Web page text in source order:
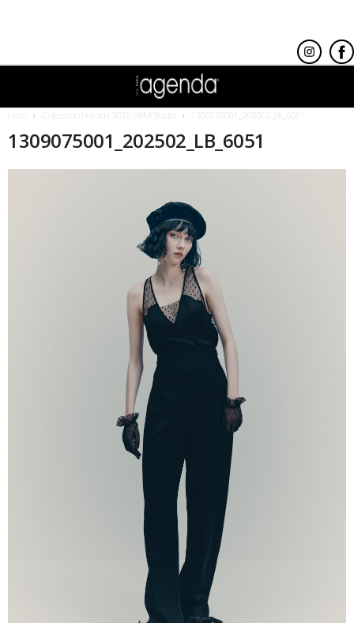
Colección Holiday 2025 H&M Studio 1309075001_202502_LB_6051
1309075001_202502_LB_6051